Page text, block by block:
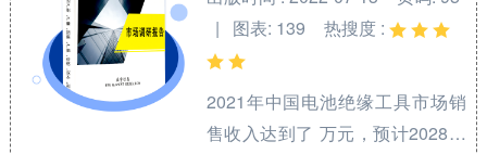
重要地位，预计2028年份额将达
到 %。同时就应用来看，冶金业
在2021年份额大约...
| 图表: 139
热搜度 :
2021年中国电池绝缘工具市场销
售收入达到了 万元，预计2028年